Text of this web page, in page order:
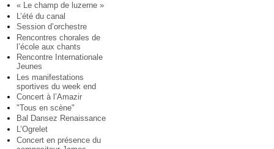
« Le champ de luzerne »
L’été du canal
Session d’orchestre
Rencontres chorales de
l’école aux chants
Rencontre Internationale
Jeunes
Les manifestations
sportives du week end
Concert à l’Amazir
"Tous en scène"
Bal Dansez Renaissance
L’Ogrelet
Concert en présence du